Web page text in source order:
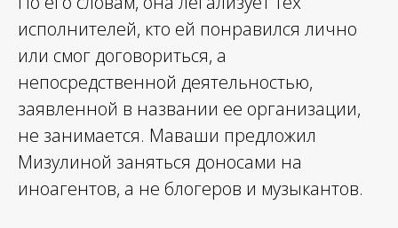
исполнителей, кто ей понравился лично
или смог договориться, а
непосредственной деятельностью,
заявленной в названии ее организации,
не занимается. Маваши предложил
Мизулиной заняться доносами на
иноагентов, а не блогеров и музыкантов.